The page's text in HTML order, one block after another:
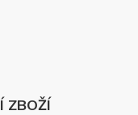
ZBOŽÍ